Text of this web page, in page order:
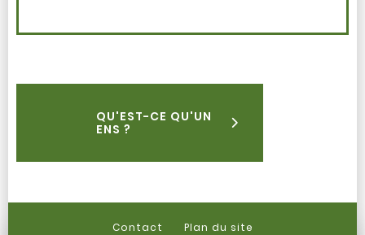
QU'EST-CE QU'UN
ENS ?
Contact Plan du site